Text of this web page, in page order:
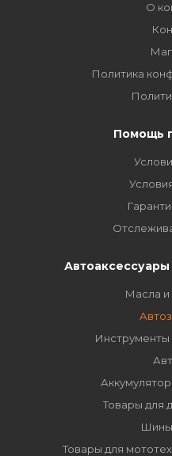
О
Политика
Помощь
Масла и
Инструменты
Товары для
Шины
Товары для